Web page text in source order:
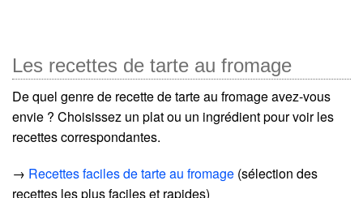
Les recettes de tarte au fromage
De quel genre de recette de tarte au fromage avez-vous
envie ? Choisissez un plat ou un ingrédient pour voir les
recettes correspondantes.
→ Recettes faciles de tarte au fromage (sélection des
recettes les plus faciles et rapides)